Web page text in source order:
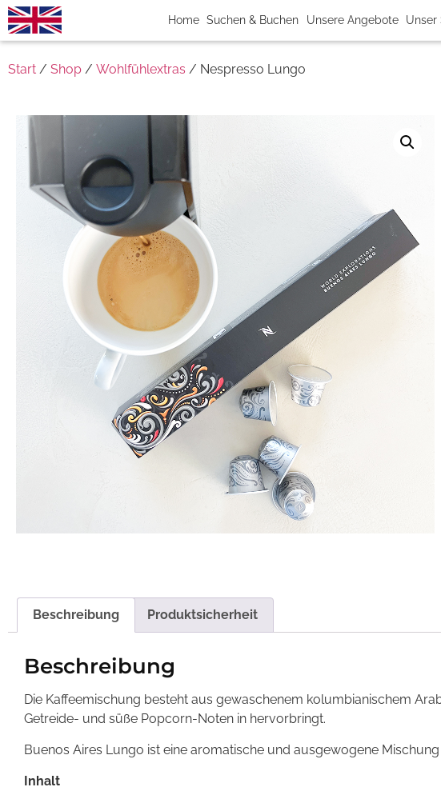
Home Suchen & Buchen Unsere Angebote Unser
Start / Shop / Wohlfühlextras / Nespresso Lungo
Beschreibung Produktsicherheit
Beschreibung
Die Kaffeemischung besteht aus gewaschenem kolumbianischem
Getreide- und süße Popcorn-Noten in hervorbringt.
Buenos Aires Lungo ist eine aromatische und ausgewogene
Inhalt